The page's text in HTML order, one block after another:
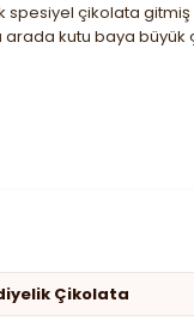
çikolata
kutu baya
Çikolata